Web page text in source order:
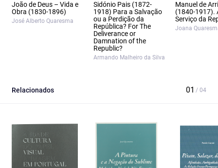
João de Deus – Vida e
Obra (1830-1896)
José Alberto Quaresma
Sidónio Pais (1872-
1918) Para a Salvação
ou a Perdição da
República? For The
Deliverance or
Damnation of the
Republic?
Armando Malheiro da Silva
Manuel de
(1840-1917).
Serviço da
Joana
Relacionados